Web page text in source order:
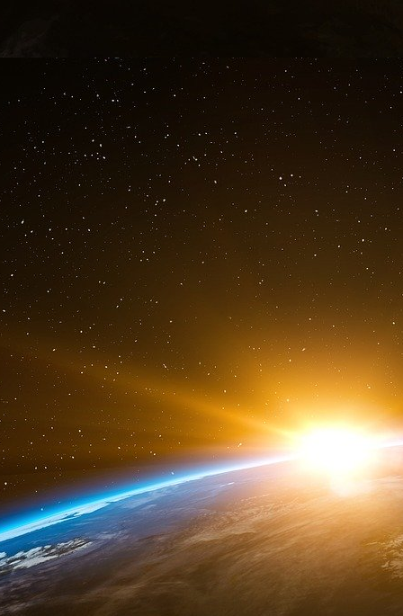
s’est manifestée au grand jour lorsque
Congrès ont soutenu Israël dans sa guerre
plus de 12 000 Palestiniens au cours des cinq
« Les voyages en Israël ont clairement un
le soutien aux politiques pro-israéliennes »,
programme Palestine/Israël au Centre
fait partie d’une stratégie plus large visant à
et Israël.
Dans une déclaration, le porte-parole de
Intercept que « l’AIPAC et l’AIEF sont
strictement toutes les directives,
importants ». (L’AIEF n’a pas de
parmi les donateurs sur la déclaration
Outre les causes pro-israéliennes, certains
un grand nombre d’autres initiatives
à l’AIEF 1,25 million de dollars en 2019, est
aux États-Unis depuis des années.
spéculatifs, est un donateur majeur de la
FDD, un groupe de réflexion
d’Israël en matière de sécurité nationale
La Fondation familiale Charles et Lynn
l’AIEF en 2019, se présente comme
notamment l’éducation, le droit de vote, la
fondation a également financé un certain